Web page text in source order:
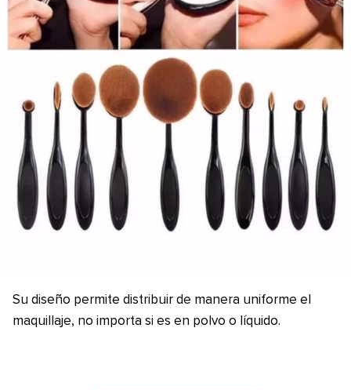
Su diseño permite distribuir de manera uniforme el
maquillaje, no importa si es en polvo o líquido.